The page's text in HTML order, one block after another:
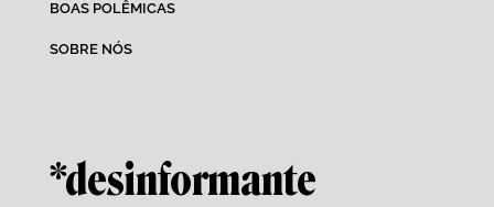
BOAS POLÊMICAS
SOBRE NÓS
*desinformante